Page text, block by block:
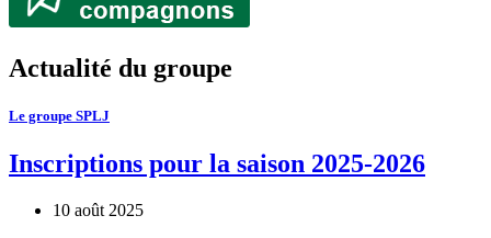
Actualité du groupe
Le groupe SPLJ
Inscriptions pour la saison 2025-2026
10 août 2025